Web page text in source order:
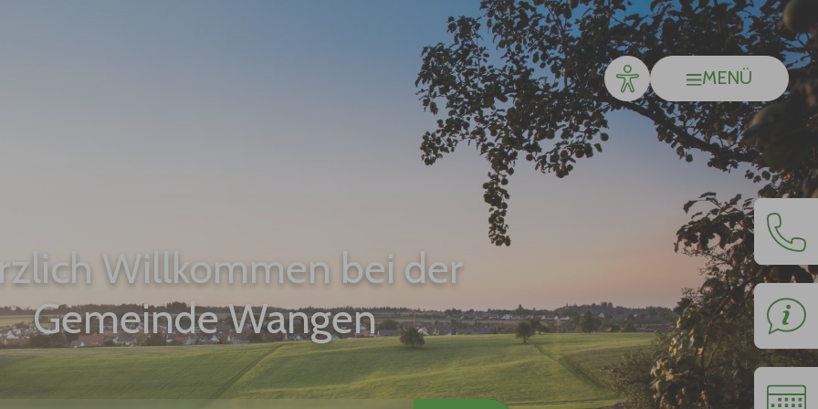
MENÜ
Willkommen bei der
Gemeinde Wangen